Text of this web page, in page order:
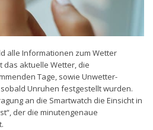
alle Informationen zum Wetter
aktuelle Wetter, die
Tage, sowie Unwetter-
Unruhen festgestellt wurden.
an die Smartwatch die Einsicht in
der die minutengenaue